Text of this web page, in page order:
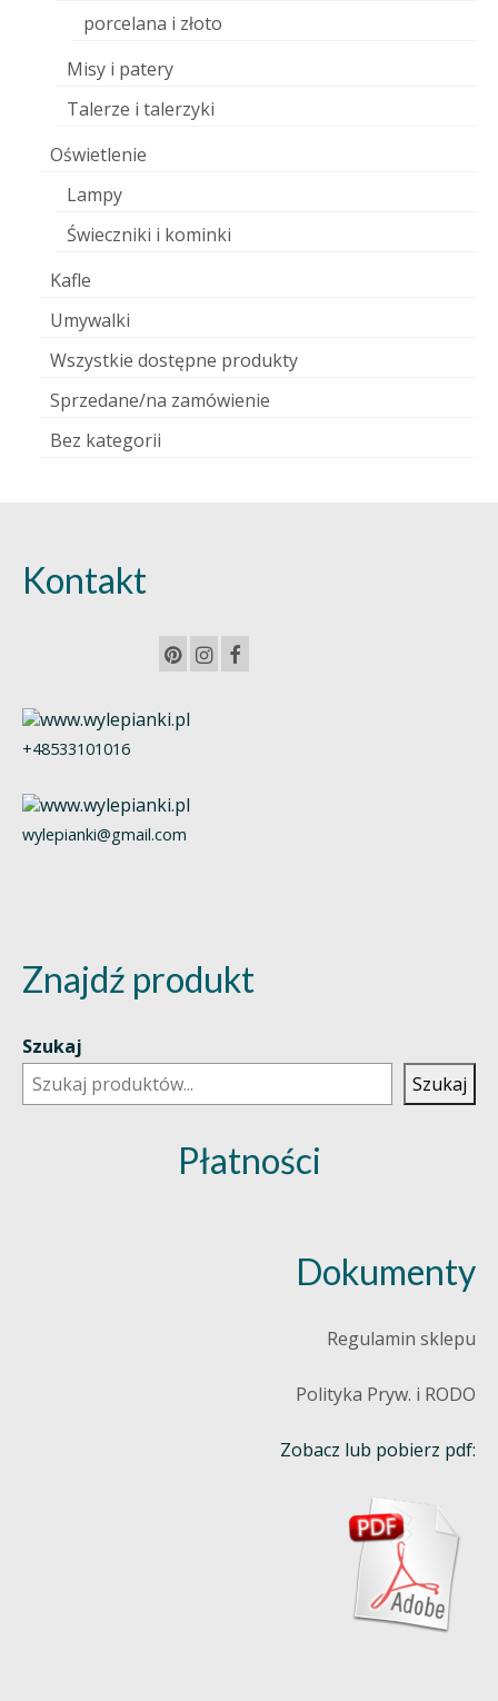
porcelana i złoto
Misy i patery
Talerze i talerzyki
Oświetlenie
Lampy
Świeczniki i kominki
Kafle
Umywalki
Wszystkie dostępne produkty
Sprzedane/na zamówienie
Bez kategorii
Kontakt
+48533101016
wylepianki@gmail.com
Znajdź produkt
Szukaj
Szukaj
Płatności
Dokumenty
Regulamin sklepu
Polityka Pryw. i RODO
Zobacz lub pobierz pdf: